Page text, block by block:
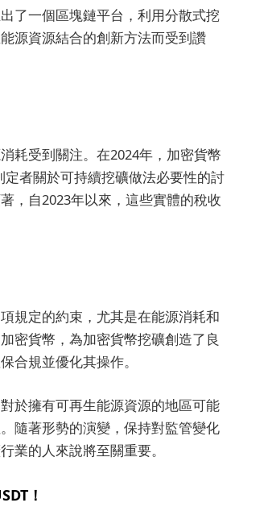
了一個區塊鏈平台，利用分散式挖
源資源結合的創新方法而受到讚
耗受到關注。在2024年，加密貨幣
者關於可持續挖礦做法必要性的討
，自2023年以來，這些實體的稅收
規定的約束，尤其是在能源消耗和
密貨幣，為加密貨幣挖礦創造了良
合規並優化其操作。
於擁有可再生能源資源的地區可能
隨著形勢的演變，保持對監管變化
業的人來說將至關重要。
！